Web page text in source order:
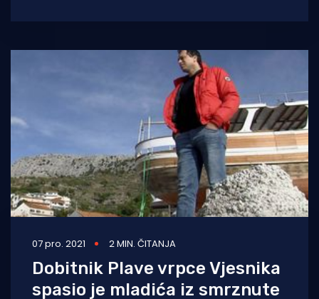
07 pro. 2021 2 MIN. ČITANJA
Dobitnik Plave vrpce Vjesnika
spasio je mladića iz smrznute